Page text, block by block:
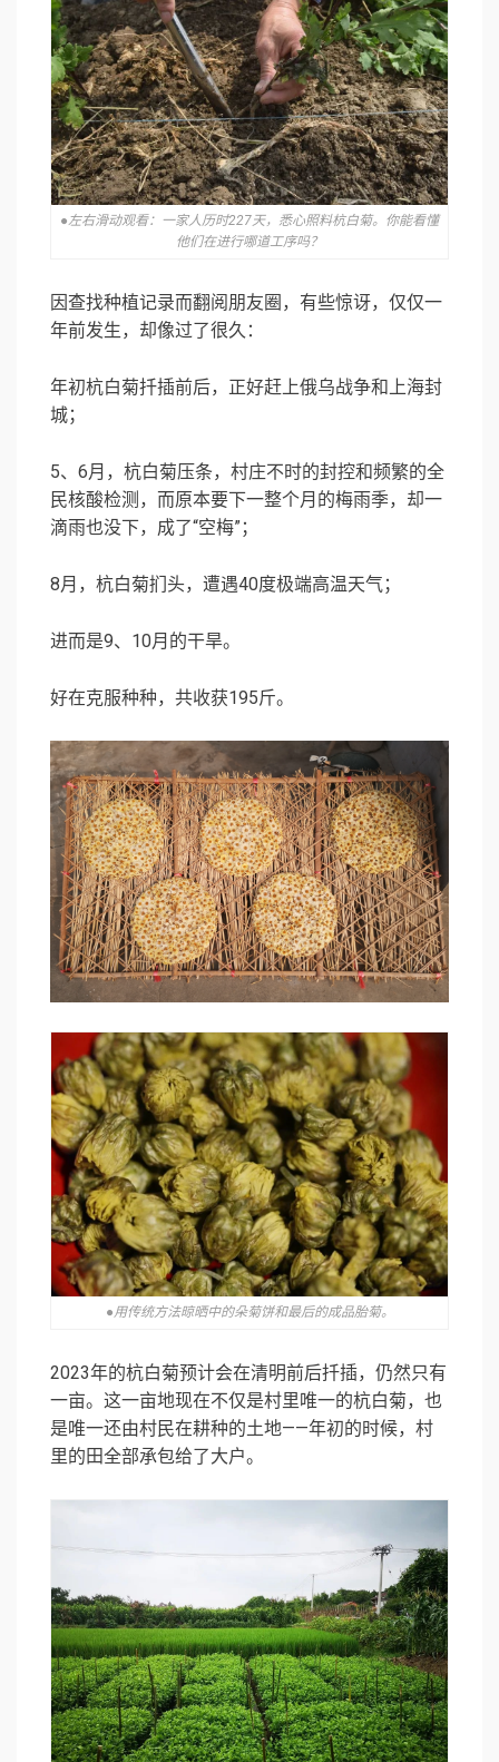
●左右滑动观看：一家人历时227天，悉心照料杭白菊。你能看懂
他们在进行哪道工序吗？
因查找种植记录而翻阅朋友圈，有些惊讶，仅仅一
年前发生，却像过了很久：
年初杭白菊扦插前后，正好赶上俄乌战争和上海封
城；
5、6月，杭白菊压条，村庄不时的封控和频繁的全
民核酸检测，而原本要下一整个月的梅雨季，却一
滴雨也没下，成了“空梅”；
8月，杭白菊扪头，遭遇40度极端高温天气；
进而是9、10月的干旱。
好在克服种种，共收获195斤。
●用传统方法晾晒中的朵菊饼和最后的成品胎菊。
2023年的杭白菊预计会在清明前后扦插，仍然只有
一亩。这一亩地现在不仅是村里唯一的杭白菊，也
是唯一还由村民在耕种的土地——年初的时候，村
里的田全部承包给了大户。